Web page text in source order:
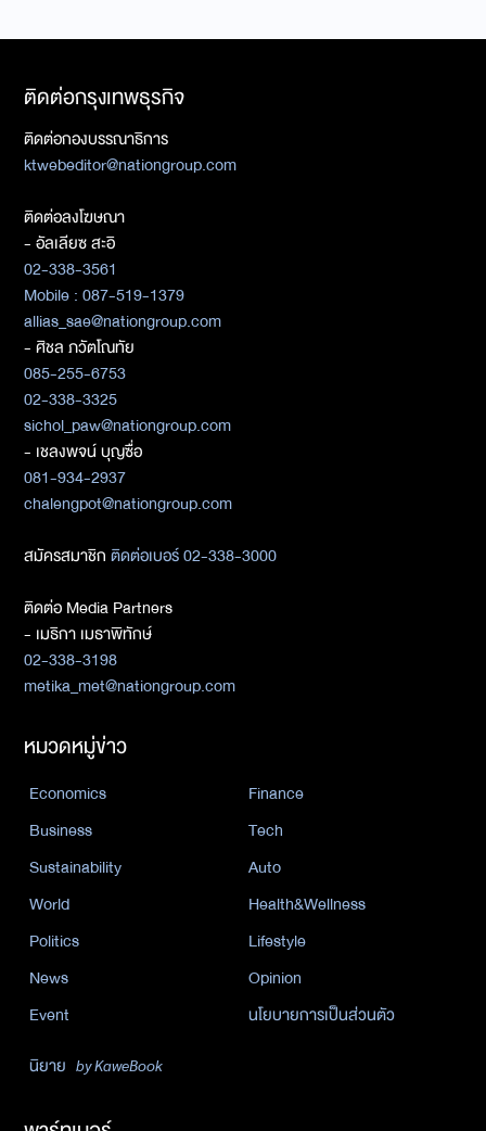
ติดต่อกรุงเทพธุรกิจ
ติดต่อกองบรรณาธิการ
ktwebeditor@nationgroup.com
ติดต่อลงโฆษณา
- อัลเลียซ สะอิ
02-338-3561
Mobile : 087-519-1379
allias_sae@nationgroup.com
- ศิชล ภวัตโณทัย
085-255-6753
02-338-3325
sichol_paw@nationgroup.com
- เชลงพจน์ บุญซื่อ
081-934-2937
chalengpot@nationgroup.com
สมัครสมาชิกติดต่อเบอร์ 02-338-3000
ติดต่อ Media Partners
- เมธิกา เมธาพิทักษ์
02-338-3198
metika_met@nationgroup.com
หมวดหมู่ข่าว
Economics
Finance
Business
Tech
Sustainability
Auto
World
Health&Wellness
Politics
Lifestyle
News
Opinion
Event
นโยบายการเป็นส่วนตัว
นิยาย by KaweBook